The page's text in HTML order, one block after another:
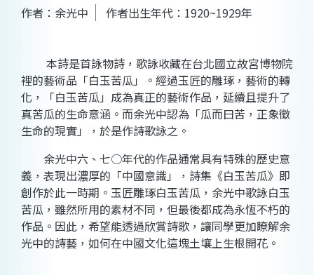
作者：余光中 作者出生年代：1920~1929年
本詩是首詠物詩，歌詠收藏在台北國立故宮博物院
裡的藝術品「白玉苦瓜」。經過玉匠的雕琢，藝術的轉
化，「白玉苦瓜」成為真正的藝術作品，延續且提升了
真苦瓜的生命意涵。而余光中認為「瓜而曰苦，正象徵
生命的現實」，於是作詩歌詠之。
余光中六、七○年代的作品通常具有特殊的歷史意
義，表現出濃厚的「中國意識」，詩集《白玉苦瓜》即
創作於此一時期。玉匠雕琢白玉苦瓜，余光中歌詠白玉
苦瓜，雖然所用的素材不同，但最後都成為永恆不朽的
作品。因此，希望能透過欣賞詩歌，讓同學更加瞭解余
光中的詩藝，如何在中國文化這塊土壤上生根開花。